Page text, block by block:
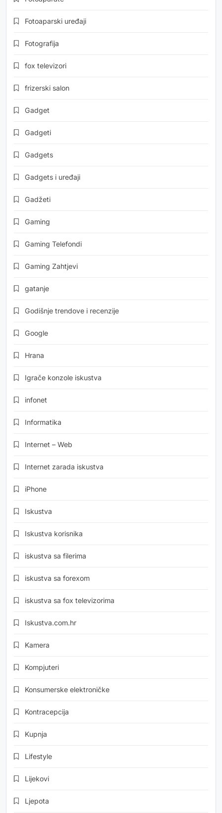
Fotoaparski uređaji
Fotografija
fox televizori
frizerski salon
Gadget
Gadgeti
Gadgets
Gadgets i uređaji
Gadžeti
Gaming
Gaming Telefondi
Gaming Zahtjevi
gatanje
Godišnje trendove i recenzije
Google
Hrana
Igrače konzole iskustva
infonet
Informatika
Internet – Web
Internet zarada iskustva
iPhone
Iskustva
Iskustva korisnika
iskustva sa filerima
iskustva sa forexom
iskustva sa fox televizorima
Iskustva.com.hr
Kamera
Kompjuteri
Konsumerske elektroničke
Kontracepcija
Kupnja
Lifestyle
Lijekovi
Ljepota